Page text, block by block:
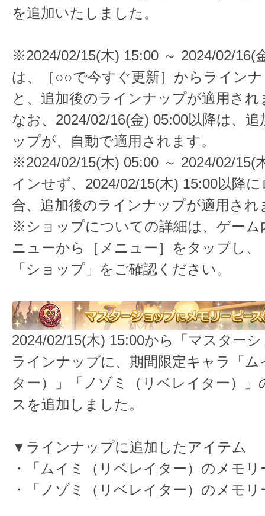
を追加いたしました。
※2024/02/15(木) 15:00 ～ 2024/02/16(
は、［○○で今すぐ更新］からライン
と、追加後のラインナップが適用され
なお、2024/02/16(金) 05:00以降は、
ップが、自動で適用されます。
※2024/02/15(木) 05:00 ～ 2024/02/15(
インせず、2024/02/15(木) 15:00以降
合、追加後のラインナップが適用され
※ショップについての詳細は、ゲーム
ニューから［メニュー］をタップし
「ショップ」をご確認ください。
2024/02/15(木) 15:00から「マスター
ラインナップに、期間限定キャラ「
ター）」「ノゾミ（リベレイター）」
スを追加しました。
▼ラインナップに追加したアイテム
・「ムイミ（リベレイター）のメモ
・「ノゾミ（リベレイター）のメモ